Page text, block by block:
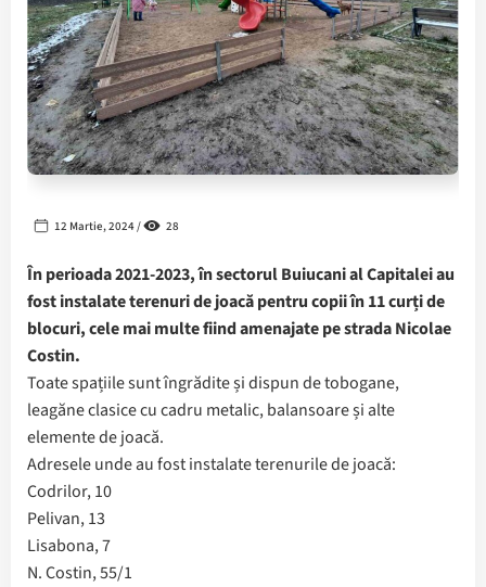
12 Martie, 2024 / 28
În perioada 2021-2023, în sectorul Buiucani al Capitalei au
fost instalate terenuri de joacă pentru copii în 11 curți de
blocuri, cele mai multe fiind amenajate pe strada Nicolae
Costin.
Toate spațiile sunt îngrădite și dispun de tobogane,
leagăne clasice cu cadru metalic, balansoare și alte
elemente de joacă.
Adresele unde au fost instalate terenurile de joacă:
Codrilor, 10
Pelivan, 13
Lisabona, 7
N. Costin, 55/1